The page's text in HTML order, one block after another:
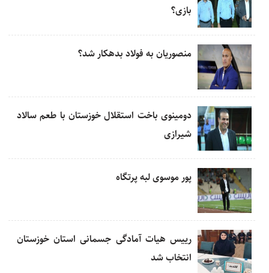
بازی؟
منصوریان به فولاد بدهکار شد؟
دومینوی باخت استقلال خوزستان با طعم سالاد
شیرازی
پور موسوی لبه پرتگاه
رییس هیات آمادگی جسمانی استان خوزستان
انتخاب شد